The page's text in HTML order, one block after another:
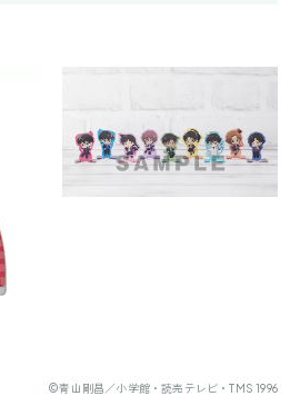
©青山剛昌／小学館・読売テレビ・TMS 1996